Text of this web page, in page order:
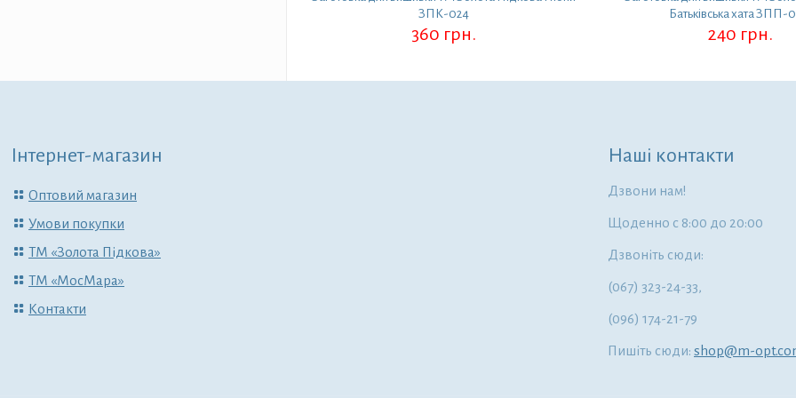
ЗПК-024
360 грн.
Батьківська хата ЗПП-
240 грн.
Інтернет-магазин
Оптовий магазин
Умови покупки
ТМ «Золота Підкова»
ТМ «МосМара»
Контакти
Наші контакти
Дзвони нам!
Щоденно с 8:00 до 20:00
Дзвоніть сюди:
(067) 323-24-33,
(096) 174-21-79
Пишіть сюди: shop@m-